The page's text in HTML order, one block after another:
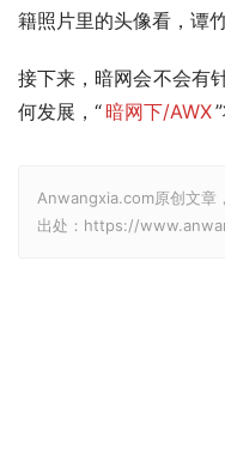
籍照片里的头像看，谭
接下来，暗网会不会有
何发展，“暗网下/AWX
Anwangxia.com原创文章
出处：https://